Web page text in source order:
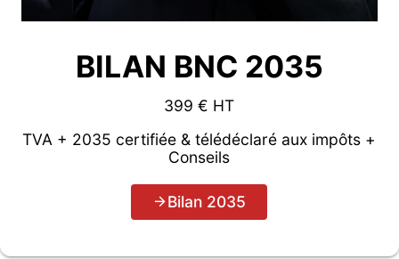
BILAN BNC 2035
399 € HT
TVA + 2035 certifiée & télédéclaré aux impôts +
Conseils
Bilan 2035